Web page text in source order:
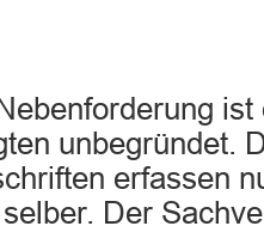
unbegründet.
erfassen
Der